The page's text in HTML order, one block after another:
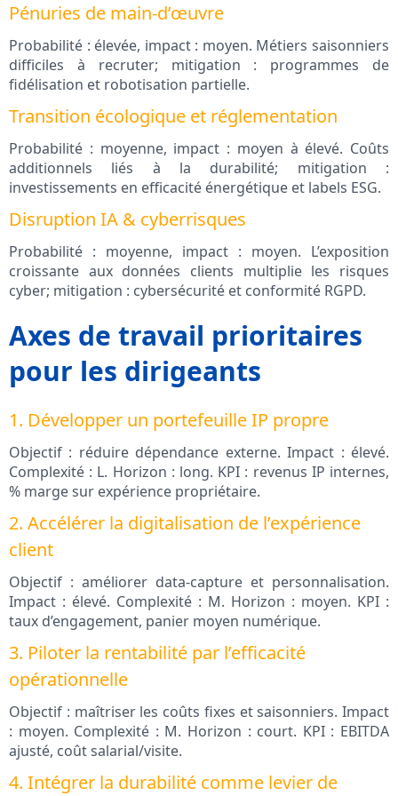
Pénuries de main-d’œuvre
Probabilité : élevée, impact : moyen. Métiers saisonniers
difficiles à recruter; mitigation : programmes de
fidélisation et robotisation partielle.
Transition écologique et réglementation
Probabilité : moyenne, impact : moyen à élevé. Coûts
additionnels liés à la durabilité; mitigation :
investissements en efficacité énergétique et labels ESG.
Disruption IA & cyberrisques
Probabilité : moyenne, impact : moyen. L’exposition
croissante aux données clients multiplie les risques
cyber; mitigation : cybersécurité et conformité RGPD.
Axes de travail prioritaires
pour les dirigeants
1. Développer un portefeuille IP propre
Objectif : réduire dépendance externe. Impact : élevé.
Complexité : L. Horizon : long. KPI : revenus IP internes,
% marge sur expérience propriétaire.
2. Accélérer la digitalisation de l’expérience
client
Objectif : améliorer data-capture et personnalisation.
Impact : élevé. Complexité : M. Horizon : moyen. KPI :
taux d’engagement, panier moyen numérique.
3. Piloter la rentabilité par l’efficacité
opérationnelle
Objectif : maîtriser les coûts fixes et saisonniers. Impact
: moyen. Complexité : M. Horizon : court. KPI : EBITDA
ajusté, coût salarial/visite.
4. Intégrer la durabilité comme levier de